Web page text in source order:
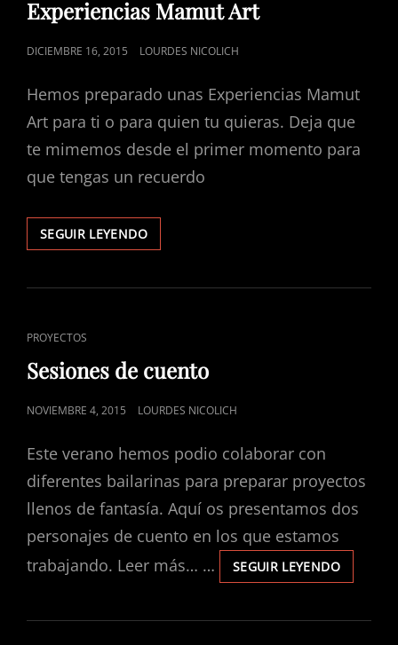
CATEGORÍAS
Experiencias Mamut Art
PUBLICADO
DICIEMBRE 16, 2015 LOURDES NICOLICH
Hemos preparado unas Experiencias Mamut
Art para ti o para quien tu quieras. Deja que
te mimemos desde el primer momento para
que tengas un recuerdo
SEGUIR LEYENDOEXPERIENCIAS
MAMUT
ENLACES
DE
CATEGORÍAS
PROYECTOS
Sesiones de cuento
PUBLICADO
NOVIEMBRE 4, 2015 LOURDES NICOLICH
Este verano hemos podio colaborar con
diferentes bailarinas para preparar proyectos
llenos de fantasía. Aquí os presentamos dos
personajes de cuento en los que estamos
trabajando. Leer más… …
SEGUIR LEYENDO
DE